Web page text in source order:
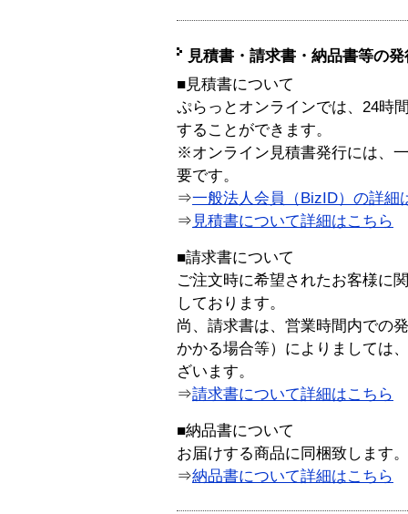
見積書・請求書・納品書等の
■見積書について
ぷらっとオンラインでは、24時
することができます。
※オンライン見積書発行には、
要です。
⇒一般法人会員（BizID）の詳細
⇒ 見積書について詳細はこちら
■請求書について
ご注文時に希望されたお客様に
しております。
尚、請求書は、営業時間内での
かかる場合等）によりましては
ざいます。
⇒請求書について詳細はこちら
■納品書について
お届けする商品に同梱致します。
⇒納品書について詳細はこちら